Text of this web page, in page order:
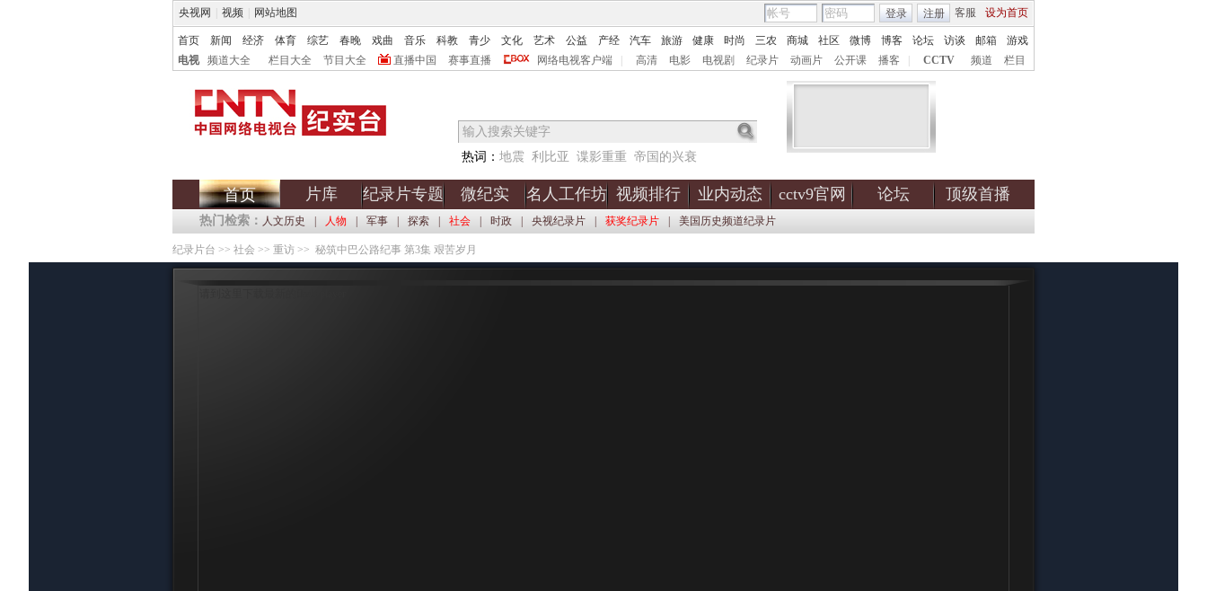
央视网 视频 网站地图 客服 设为首页
登录 注册
首页 新闻 经济 体育 综艺 春晚 戏曲 音乐 科教 青少 文化 艺术 公益 产经 汽车 旅游 健康 时尚 三农 商城 社区 微博 博客 论坛 访谈 邮箱
游戏
电视
频道大全 栏目大全 节目大全 直播中国 赛事直播 网络电视客户端 高清 电影 电视剧 纪录片 动画片 公开课 播客 CCTV 频道 栏目
热词： 地震 利比亚 谍影重重 帝国的兴衰
首页 片库 纪录片专题 微纪实 名人工作坊 视频排行 业内动态 cctv9官网 论坛 顶级首播
热门检索： 人文历史 人物 军事 探索 社会 时政 央视纪录片 获奖纪录片 美国历史频道纪录片
纪录片台 >> 社会 >> 重访 >> 秘筑中巴公路纪事 第3集 艰苦岁月